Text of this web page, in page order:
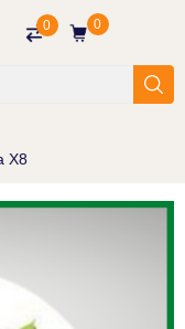
0 0
X8